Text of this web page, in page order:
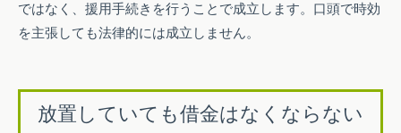
ではなく、援用手続きを行うことで成立します。口頭で時効
を主張しても法律的には成立しません。
放置していても借金はなくならない